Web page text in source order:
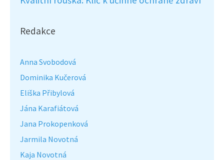
Redakce
Anna Svobodová
Dominika Kučerová
Eliška Přibylová
Jána Karafiátová
Jana Prokopenková
Jarmila Novotná
Kaja Novotná